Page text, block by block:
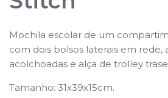
Mochila escolar de um
com dois bolsos laterais em rede,
acolchoadas e alça de trolley
Tamanho: 31x39x15cm.